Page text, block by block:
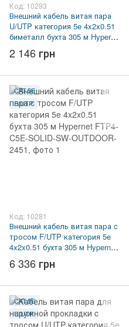
Код: 10293
Внешний кабель витая пара
U/UTP категория 5e 4x2x0.51
биметалл бухта 305 м Hypernet
UTP4-C5E-SOLID-OUTDOOR-
2451-CCA
2 146 грн
CAT.5E
F/UTP
Код: 10281
Внешний кабель витая пара c
тросом F/UTP категория 5e
4x2x0.51 бухта 305 м Hypernet
FTP4-C5E-SOLID-SW-
OUTDOOR-2451
6 336 грн
CAT.5E
U/UTP